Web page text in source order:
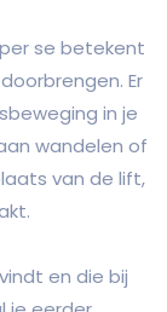
se betekent
Er
in je
wandelen of
van de lift,
en die bij